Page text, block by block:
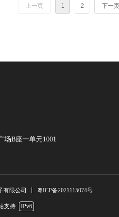
上一页 1 2 下一页
场B座一单元1001
有限公司 粤ICP备2021115074号
支持 IPv6